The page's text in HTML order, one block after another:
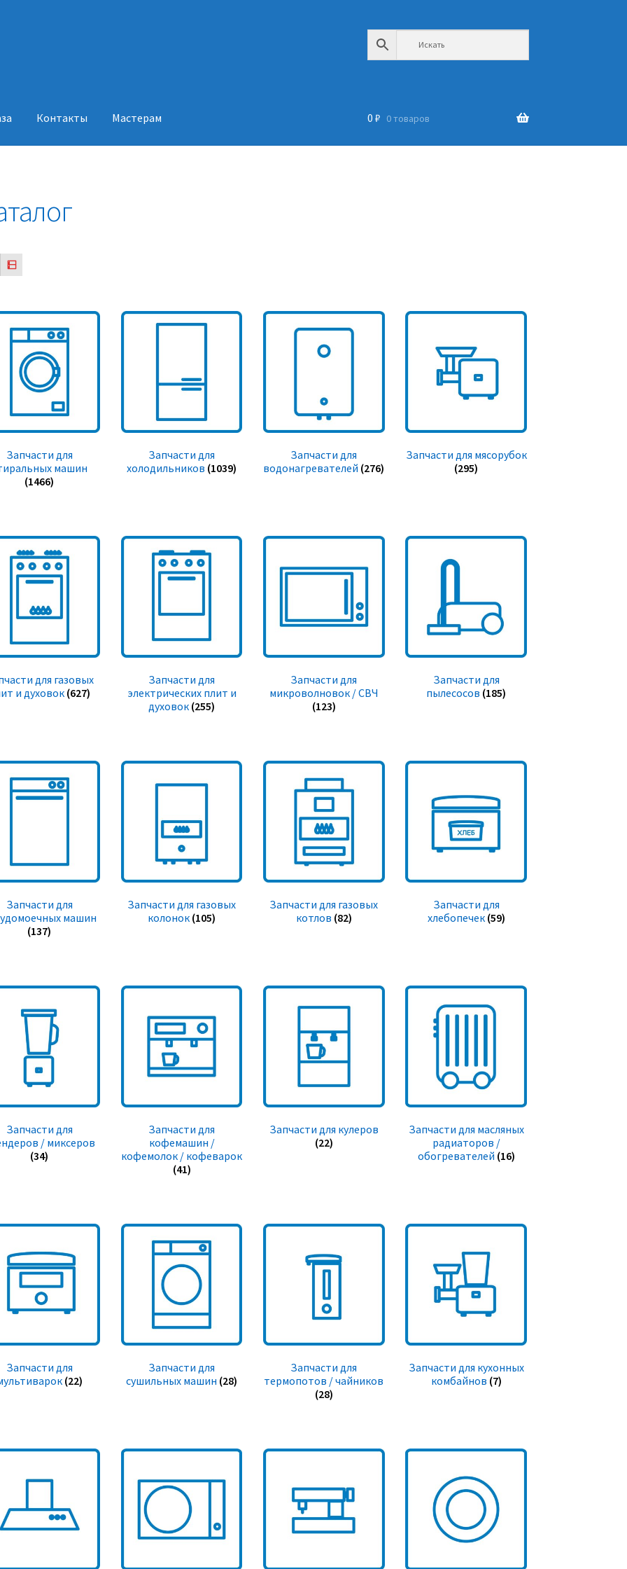
Контакты Мастерам 0 ₽ 0 товаров
Запчасти для
машин
(1466)
Запчасти для
холодильников (1039)
Запчасти для
водонагревателей (276)
Запчасти для мясорубок
(295)
для газовых
и духовок (627)
Запчасти для
электрических плит и
духовок (255)
Запчасти для
микроволновок / СВЧ
(123)
Запчасти для
пылесосов (185)
Запчасти для
машин
(137)
Запчасти для газовых
колонок (105)
Запчасти для газовых
котлов (82)
Запчасти для
хлебопечек (59)
Запчасти для
/ миксеров
(34)
Запчасти для
кофемашин /
кофемолок / кофеварок
(41)
Запчасти для кулеров
(22)
Запчасти для масляных
радиаторов /
обогревателей (16)
Запчасти для
(22)
Запчасти для
сушильных машин (28)
Запчасти для
термопотов / чайников
(28)
Запчасти для кухонных
комбайнов (7)